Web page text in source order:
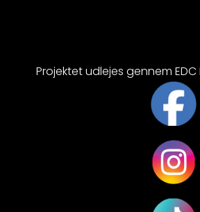
Projektet udlejes gennem EDC